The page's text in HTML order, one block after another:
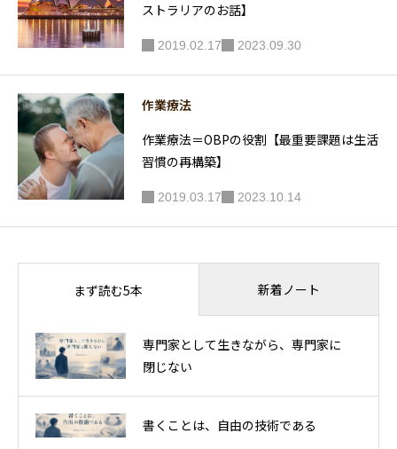
ストラリアのお話】
2019.02.17 2023.09.30
作業療法
作業療法＝OBPの役割【最重要課題は生活
習慣の再構築】
2019.03.17 2023.10.14
まず読む5本 新着ノート
専門家として生きながら、専門家に
閉じない
書くことは、自由の技術である